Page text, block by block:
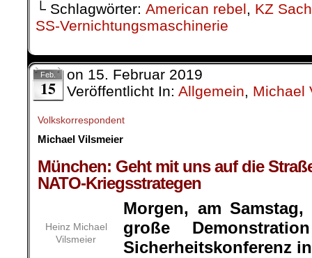
└ Schlagwörter: American rebel, KZ
SS-Vernichtungsmaschinerie
Feb.
15
on 15. Februar 2019
Veröffentlicht In: Allgemein, Michael
Volkskorrespondent
Michael Vilsmeier
München: Geht mit uns auf die
NATO-Kriegsstrategen
Heinz Michael
Vilsmeier
Morgen, am
große
Sicherheitskonferenz